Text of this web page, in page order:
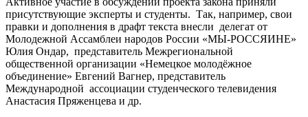
присутствующие эксперты и студенты. Так, например, свои
правки и дополнения в драфт текста внесли делегат от
Молодежной Ассамблеи народов России «МЫ-РОССЯИНЕ»
Юлия Ондар, представитель Межрегиональной
общественной организации «Немецкое молодёжное
объединение» Евгений Вагнер, представитель
Международной ассоциации студенческого телевидения
Анастасия Пряженцева и др.